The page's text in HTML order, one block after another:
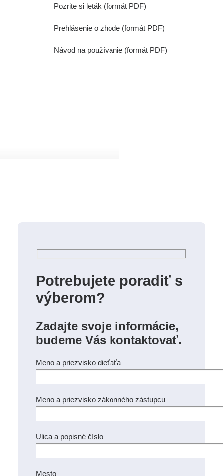
Pozrite si leták (formát PDF)
Prehlásenie o zhode (formát PDF)
Návod na používanie (formát PDF)
Potrebujete poradiť s
výberom?
Zadajte svoje informácie,
budeme Vás kontaktovať.
Meno a priezvisko dieťaťa
Meno a priezvisko zákonného zástupcu
Ulica a popisné číslo
Mesto